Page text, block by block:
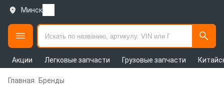
Минск
Акции Легковые запчасти Грузовые запчасти
Главная Бренды